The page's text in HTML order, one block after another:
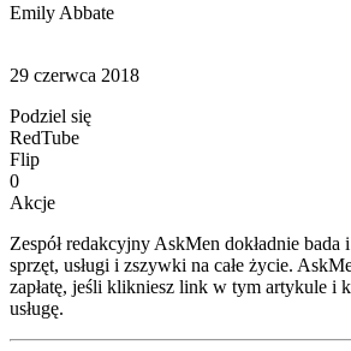
Emily Abbate
29 czerwca 2018
Podziel się
RedTube
Flip
0
Akcje
Zespół redakcyjny AskMen dokładnie bada
sprzęt, usługi i zszywki na całe życie.
zapłatę, jeśli klikniesz link w tym artykule i
usługę.